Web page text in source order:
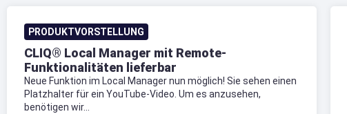
PRODUKTVORSTELLUNG
CLIQ® Local Manager mit Remote-
Funktionalitäten lieferbar
Neue Funktion im Local Manager nun möglich! Sie sehen einen
Platzhalter für ein YouTube-Video. Um es anzusehen,
benötigen wir...